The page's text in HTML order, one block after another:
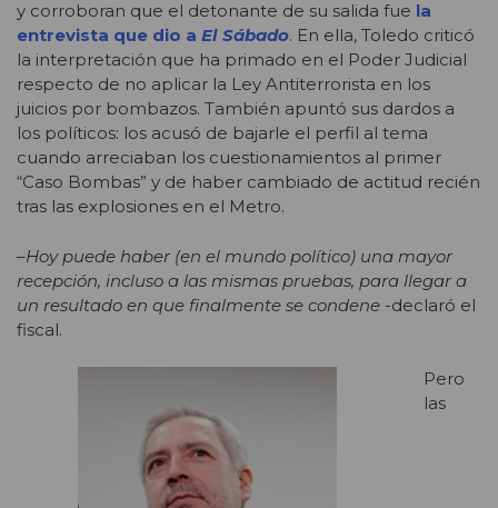
y corroboran que el detonante de su salida fue la
entrevista que dio a El Sábado. En ella, Toledo criticó
la interpretación que ha primado en el Poder Judicial
respecto de no aplicar la Ley Antiterrorista en los
juicios por bombazos. También apuntó sus dardos a
los políticos: los acusó de bajarle el perfil al tema
cuando arreciaban los cuestionamientos al primer
“Caso Bombas” y de haber cambiado de actitud recién
tras las explosiones en el Metro.
–Hoy puede haber (en el mundo político) una mayor
recepción, incluso a las mismas pruebas, para llegar a
un resultado en que finalmente se condene -declaró el
fiscal.
Pero
las